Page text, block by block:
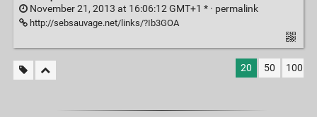
November 21, 2013 at 16:06:12 GMT+1 * · permalink
http://sebsauvage.net/links/?Ib3GOA
20 50 100